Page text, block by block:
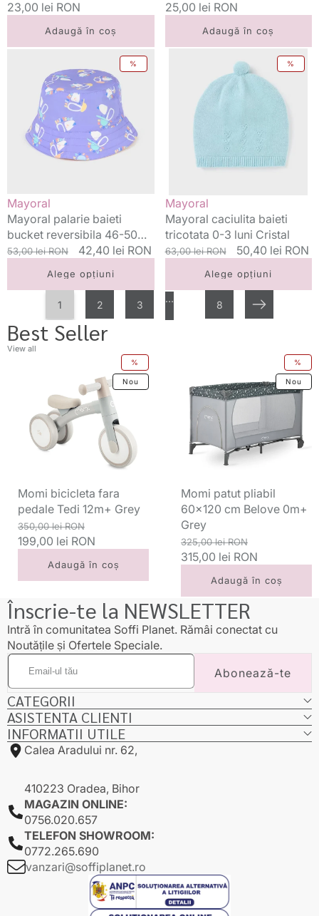
Preț
23,00 lei RON
Adaugă în coș
Preț
25,00 lei RON
Adaugă în coș
bucket
reversibila
46-
%
Vânzător:
Mayoral
Mayoral palarie baieti
bucket reversibila 46-50
Lila
Preț
53,00 lei RON
Preț
42,40 lei RON
Alege opțiuni
tricotata
Cristal
%
Vânzător:
Mayoral
Mayoral caciulita baieti
tricotata 0-3 luni Cristal
Preț
63,00 lei RON
Preț
50,40 lei RON
Alege opțiuni
1 2 3 … 8 Următorul
Best Seller
View all
pedale
Tedi
12m+
Grey
%
Nou
Momi bicicleta fara
pedale Tedi 12m+ Grey
Preț
standard
350,00 lei RON
redus
199,00 lei RON
Adaugă în coș
pliabil
60x120
Belove
0m+
%
Nou
Momi patut pliabil
60x120 cm Belove 0m+
Grey
Preț
standard
325,00 lei RON
redus
315,00 lei RON
Adaugă în coș
Înscrie-te la NEWSLETTER
Intră în comunitatea Soffi Planet. Rămâi conectat cu
Noutățile și Ofertele Speciale.
Email-
tău
Abonează-te
CATEGORII
ASISTENTA CLIENTI
INFORMATII UTILE
Calea Aradului nr. 62,
410223 Oradea, Bihor
MAGAZIN ONLINE:
0756.020.657
TELEFON SHOWROOM:
0772.265.690
vanzari@soffiplanet.ro